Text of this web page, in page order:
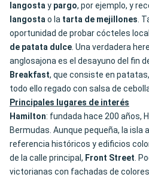
langostay pargo, por ejemplo, y
langostao la tarta de mejillones.
oportunidad de probar cócteles
de patata dulce. Una verdadera
anglosajona es el desayuno del fin
Breakfast, que consiste en
todo ello regado con salsa de
Principales lugares de interés
Hamilton: fundada hace 200 años,
Bermudas. Aunque pequeña, la isla
referencia históricos y edificios
de la calle principal, Front Street.
victorianas con fachadas de